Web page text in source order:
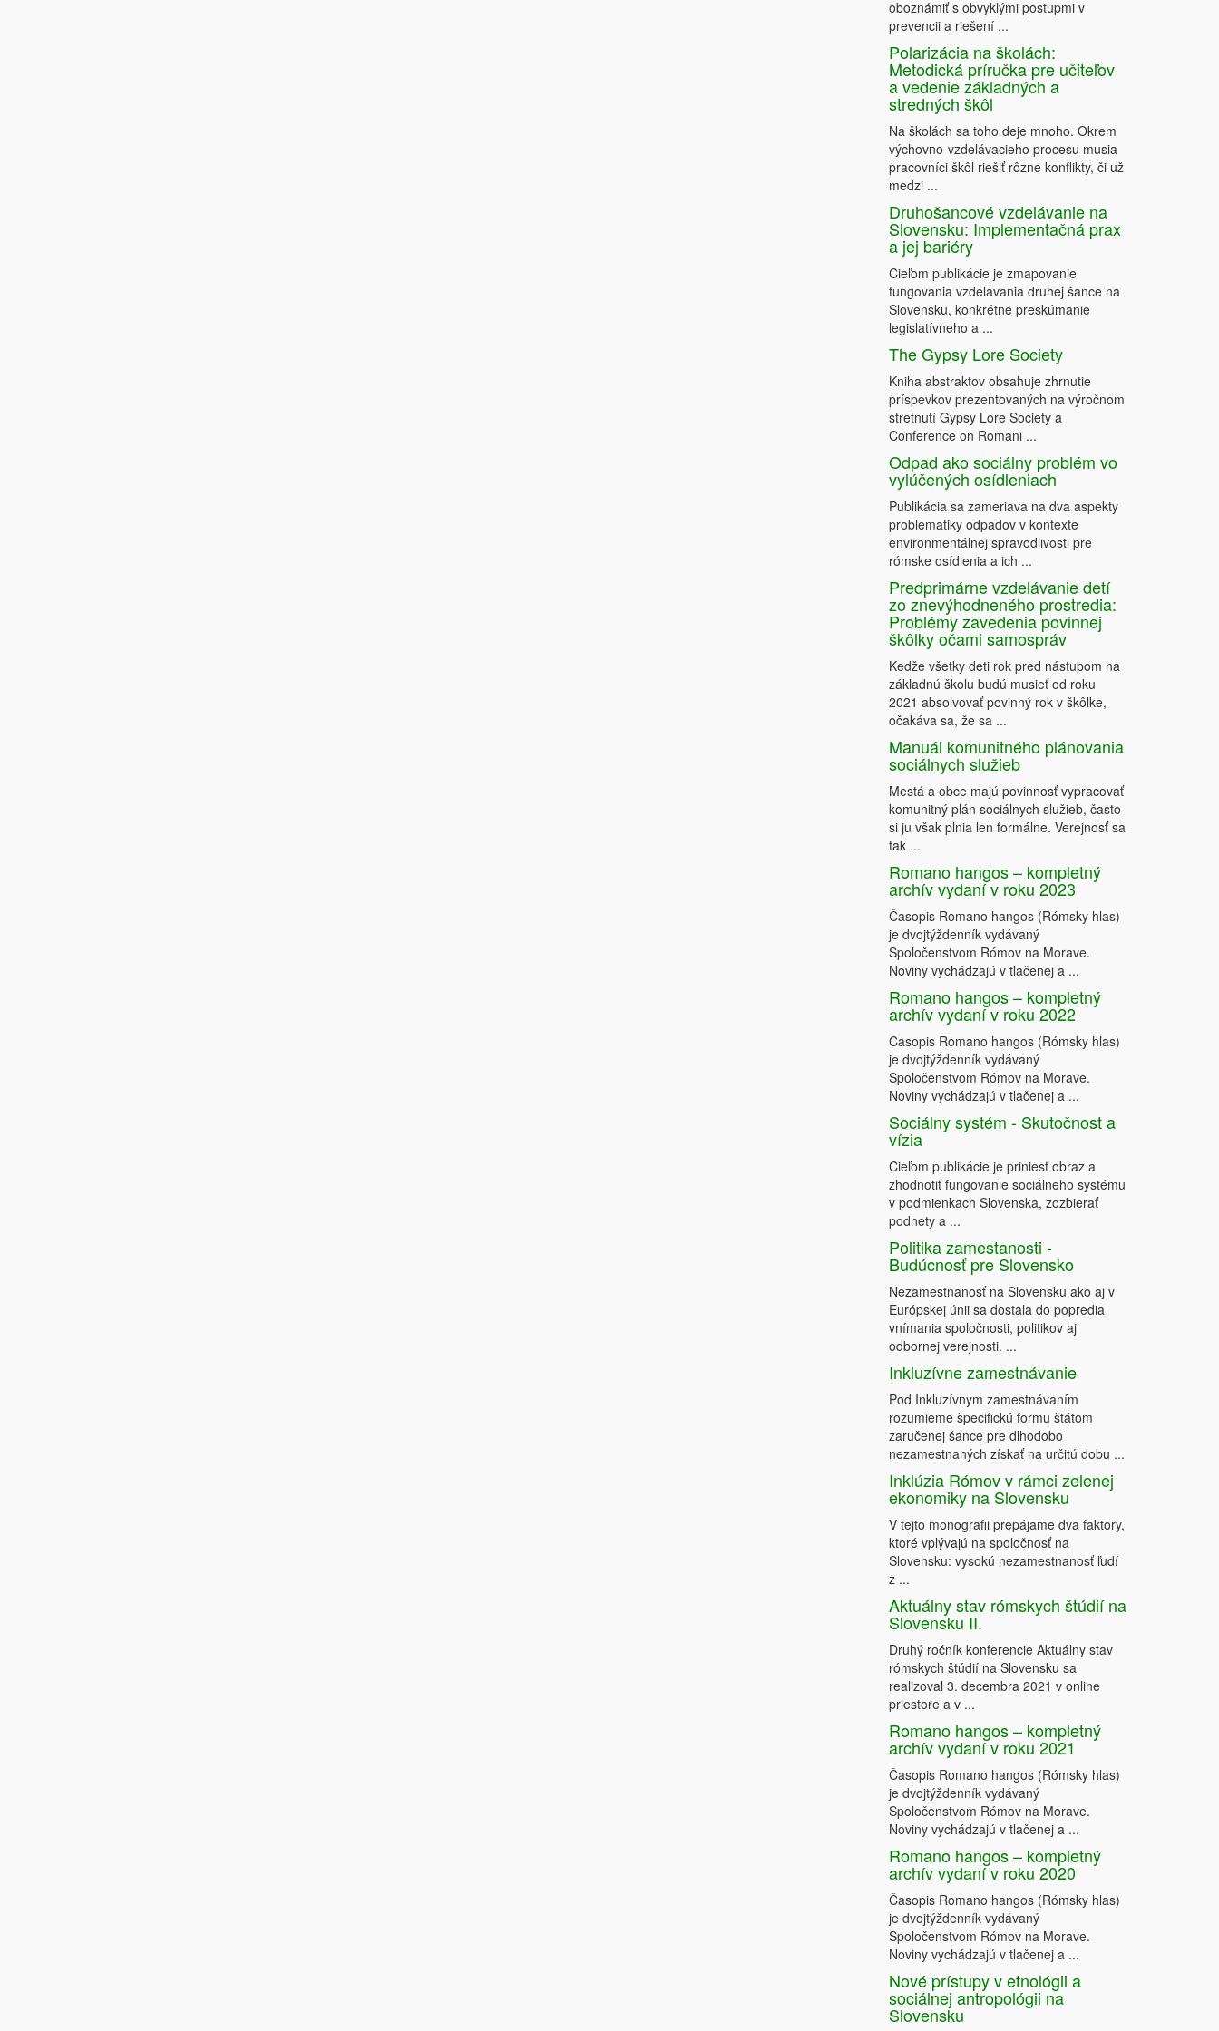
oboznámiť s obvyklými postupmi v
prevencii a riešení ...
Polarizácia na školách:
Metodická príručka pre učiteľov
a vedenie základných a
stredných škôl
Na školách sa toho deje mnoho. Okrem
výchovno-vzdelávacieho procesu musia
pracovníci škôl riešiť rôzne konflikty, či už
medzi ...
Druhošancové vzdelávanie na
Slovensku: Implementačná prax
a jej bariéry
Cieľom publikácie je zmapovanie
fungovania vzdelávania druhej šance na
Slovensku, konkrétne preskúmanie
legislatívneho a ...
The Gypsy Lore Society
Kniha abstraktov obsahuje zhrnutie
príspevkov prezentovaných na výročnom
stretnutí Gypsy Lore Society a
Conference on Romani ...
Odpad ako sociálny problém vo
vylúčených osídleniach
Publikácia sa zameriava na dva aspekty
problematiky odpadov v kontexte
environmentálnej spravodlivosti pre
rómske osídlenia a ich ...
Predprimárne vzdelávanie detí
zo znevýhodneného prostredia:
Problémy zavedenia povinnej
škôlky očami samospráv
Keďže všetky deti rok pred nástupom na
základnú školu budú musieť od roku
2021 absolvovať povinný rok v škôlke,
očakáva sa, že sa ...
Manuál komunitného plánovania
sociálnych služieb
Mestá a obce majú povinnosť vypracovať
komunitný plán sociálnych služieb, často
si ju však plnia len formálne. Verejnosť sa
tak ...
Romano hangos – kompletný
archív vydaní v roku 2023
Časopis Romano hangos (Rómsky hlas)
je dvojtýždenník vydávaný
Spoločenstvom Rómov na Morave.
Noviny vychádzajú v tlačenej a ...
Romano hangos – kompletný
archív vydaní v roku 2022
Časopis Romano hangos (Rómsky hlas)
je dvojtýždenník vydávaný
Spoločenstvom Rómov na Morave.
Noviny vychádzajú v tlačenej a ...
Sociálny systém - Skutočnost a
vízia
Cieľom publikácie je priniesť obraz a
zhodnotiť fungovanie sociálneho systému
v podmienkach Slovenska, zozbierať
podnety a ...
Politika zamestanosti -
Budúcnosť pre Slovensko
Nezamestnanosť na Slovensku ako aj v
Európskej únii sa dostala do popredia
vnímania spoločnosti, politikov aj
odbornej verejnosti. ...
Inkluzívne zamestnávanie
Pod Inkluzívnym zamestnávaním
rozumieme špecifickú formu štátom
zaručenej šance pre dlhodobo
nezamestnaných získať na určitú dobu ...
Inklúzia Rómov v rámci zelenej
ekonomiky na Slovensku
V tejto monografii prepájame dva faktory,
ktoré vplývajú na spoločnosť na
Slovensku: vysokú nezamestnanosť ľudí
z ...
Aktuálny stav rómskych štúdií na
Slovensku II.
Druhý ročník konferencie Aktuálny stav
rómskych štúdií na Slovensku sa
realizoval 3. decembra 2021 v online
priestore a v ...
Romano hangos – kompletný
archív vydaní v roku 2021
Časopis Romano hangos (Rómsky hlas)
je dvojtýždenník vydávaný
Spoločenstvom Rómov na Morave.
Noviny vychádzajú v tlačenej a ...
Romano hangos – kompletný
archív vydaní v roku 2020
Časopis Romano hangos (Rómsky hlas)
je dvojtýždenník vydávaný
Spoločenstvom Rómov na Morave.
Noviny vychádzajú v tlačenej a ...
Nové prístupy v etnológii a
sociálnej antropológii na
Slovensku